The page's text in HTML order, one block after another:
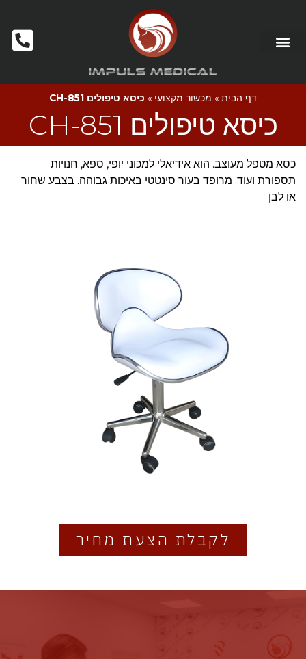
דף הבית » מכשור מקצועי » כיסא טיפולים CH-851
כיסא טיפולים CH-851
כסא מטפל מעוצב. הוא אידיאלי למכוני יופי, ספא, חנויות
תספורת ועוד. מרופד בעור סינטטי באיכות גבוהה. בצבע שחור
או לבן
לקבלת הצעת מחיר